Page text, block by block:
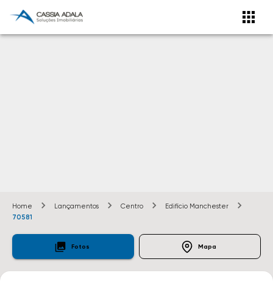
Home Lançamentos Centro
Edifício Manchester
70581
Fotos Mapa